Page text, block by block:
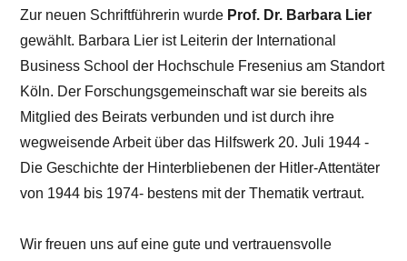
Zur neuen Schriftführerin wurde Prof. Dr. Barbara Lier
gewählt. Barbara Lier ist Leiterin der International
Business School der Hochschule Fresenius am Standort
Köln. Der Forschungsgemeinschaft war sie bereits als
Mitglied des Beirats verbunden und ist durch ihre
wegweisende Arbeit über das Hilfswerk 20. Juli 1944 -
Die Geschichte der Hinterbliebenen der Hitler-Attentäter
von 1944 bis 1974- bestens mit der Thematik vertraut.
Wir freuen uns auf eine gute und vertrauensvolle